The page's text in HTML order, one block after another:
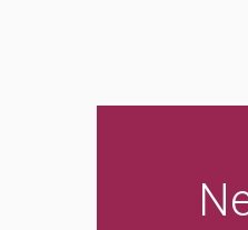
· Tribuna ACCES
· Tribuna
· Tribuna ACCES